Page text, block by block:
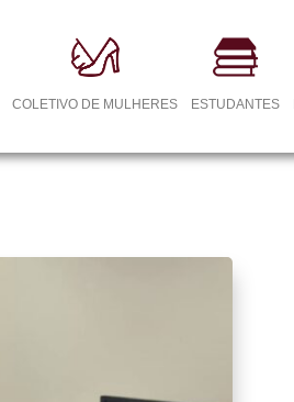
COLETIVO DE MULHERES ESTUDANTES